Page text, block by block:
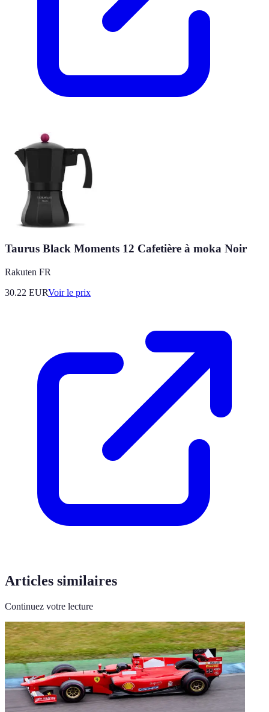
Taurus Black Moments 12 Cafetière à moka Noir
Rakuten FR
30.22 EURVoir le prix
Articles similaires
Continuez votre lecture